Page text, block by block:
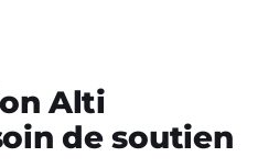
Alti
de soutien